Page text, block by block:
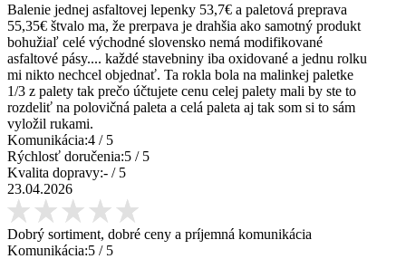
Balenie jednej asfaltovej lepenky 53,7€ a paletová preprava
55,35€ štvalo ma, že prerpava je drahšia ako samotný produkt
bohužiaľ celé východné slovensko nemá modifikované
asfaltové pásy.... každé stavebniny iba oxidované a jednu rolku
mi nikto nechcel objednať. Ta rokla bola na malinkej paletke
1/3 z palety tak prečo účtujete cenu celej palety mali by ste to
rozdeliť na polovičná paleta a celá paleta aj tak som si to sám
vyložil rukami.
Komunikácia:4 / 5
Rýchlosť doručenia:5 / 5
Kvalita dopravy:- / 5
23.04.2026
Dobrý sortiment, dobré ceny a príjemná komunikácia
Komunikácia:5 / 5